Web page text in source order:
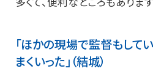
「ほかの現場で監督もして
まくいった」（結城）